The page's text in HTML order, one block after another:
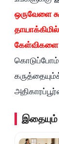
ஒருவேளை
கேள்விகளை
இதையும்